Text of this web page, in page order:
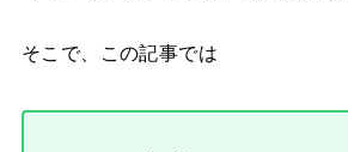
そこで、この記事では